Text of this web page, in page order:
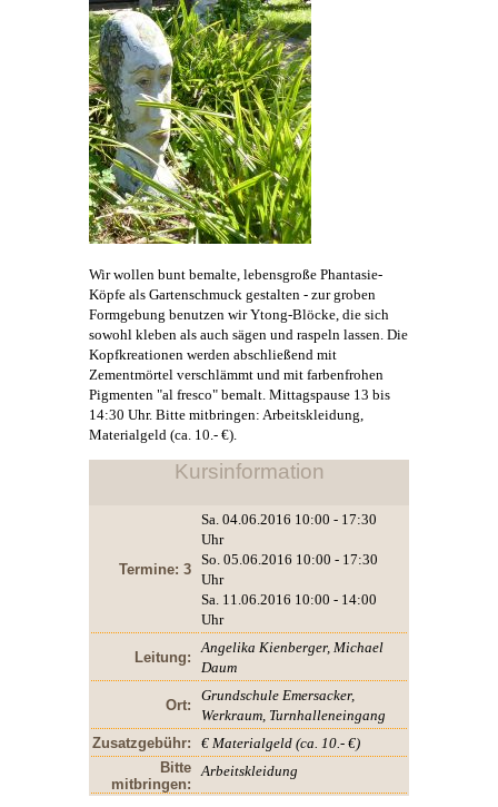
Wir wollen bunt bemalte, lebensgroße Phantasie-
Köpfe als Gartenschmuck gestalten - zur groben
Formgebung benutzen wir Ytong-Blöcke, die sich
sowohl kleben als auch sägen und raspeln lassen. Die
Kopfkreationen werden abschließend mit
Zementmörtel verschlämmt und mit farbenfrohen
Pigmenten "al fresco" bemalt. Mittagspause 13 bis
14:30 Uhr. Bitte mitbringen: Arbeitskleidung,
Materialgeld (ca. 10.- €).
Kursinformation
Termine: 3
Sa. 04.06.2016 10:00 - 17:30
Uhr
So. 05.06.2016 10:00 - 17:30
Uhr
Sa. 11.06.2016 10:00 - 14:00
Uhr
Leitung:
Angelika Kienberger, Michael
Daum
Ort:
Grundschule Emersacker,
Werkraum, Turnhalleneingang
Zusatzgebühr:
€ Materialgeld (ca. 10.- €)
Bitte
mitbringen:
Arbeitskleidung